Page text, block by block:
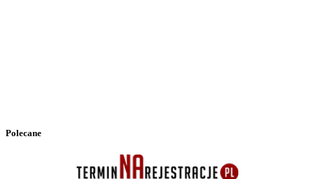
Polecane